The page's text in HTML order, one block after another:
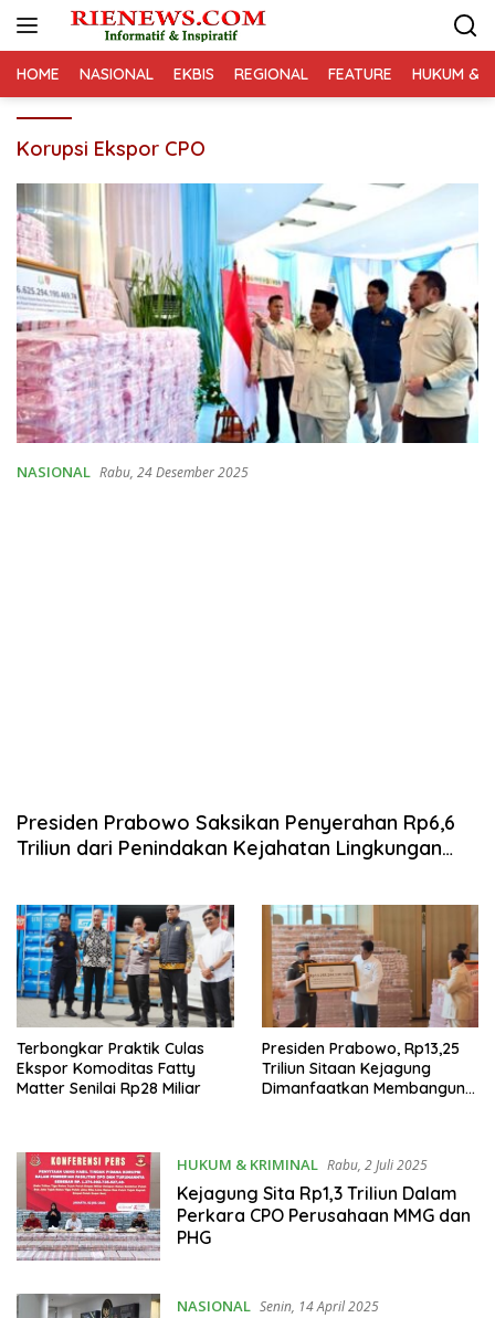
HOME NASIONAL EKBIS REGIONAL FEATURE HUKUM &
Korupsi Ekspor CPO
NASIONAL Rabu, 24 Desember 2025
Presiden Prabowo Saksikan Penyerahan Rp6,6
Triliun dari Penindakan Kejahatan Lingkungan
Terbongkar Praktik Culas
Ekspor Komoditas Fatty
Matter Senilai Rp28 Miliar
Presiden Prabowo, Rp13,25
Triliun Sitaan Kejagung
Dimanfaatkan Membangun
HUKUM & KRIMINAL Rabu, 2 Juli 2025
Kejagung Sita Rp1,3 Triliun Dalam
Perkara CPO Perusahaan MMG dan
PHG
NASIONAL Senin, 14 April 2025